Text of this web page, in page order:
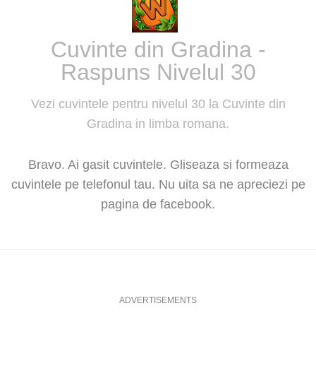
Cuvinte din Gradina -
Raspuns Nivelul 30
Vezi cuvintele pentru nivelul 30 la Cuvinte din
Gradina in limba romana.
Bravo. Ai gasit cuvintele. Gliseaza si formeaza
cuvintele pe telefonul tau. Nu uita sa ne apreciezi pe
pagina de facebook.
ADVERTISEMENTS